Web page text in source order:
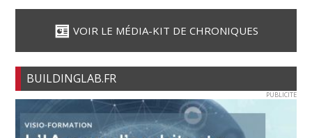
VOIR LE MÉDIA-KIT DE CHRONIQUES
BUILDINGLAB.FR
PUBLICITE